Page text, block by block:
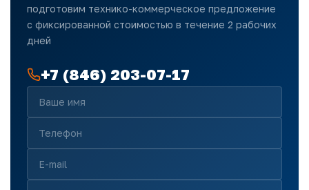
подготовим технико-коммерческое предложение
с фиксированной стоимостью в течение 2 рабочих
дней
+7 (846) 203-07-17